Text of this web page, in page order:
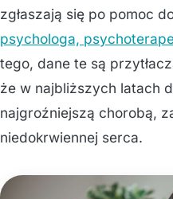
zgłaszają się po pomoc
psychologa,
tego, dane te są
że w najbliższych latach
najgroźniejszą chorobą,
niedokrwiennej serca.